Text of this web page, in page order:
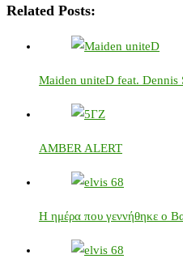
Related Posts:
Maiden uniteD feat. Dennis
AMBER ALERT
Η ημέρα που γεννήθηκε ο